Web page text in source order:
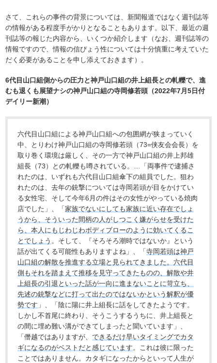
さて、これらの事件の背景については、新聞報道ではなく週刊誌等
の情報がある程度手がかりとなることもあります。以下、最近の週
刊誌等の報じた内容から、いくつか紹介します（なお、週刊誌等の
情報ですので、情報の信ぴょう性については十分慎重に考えていた
だく必要があることを申し添えておきます）。
6代目山口組側からの圧力と神戸山口組の井上組長との軋轢で、進
むも退くも展望ナシの神戸山口組の寺岡修若頭（2022年7月5日付
デイリー新潮）
六代目山口組による神戸山口組への包囲網が狭まっていく
中、とりわけ神戸山口組の寺岡修若頭（73=侠友会会長）を
取り巻く環境は厳しく、その一方で神戸山口組の井上邦雄
組長（73）との軋轢も噂されている。…「両事件で逮捕さ
れたのは、いずれも六代目山口組傘下の組員でした。狙わ
れたのは、去年の銃撃については寺岡若頭が目をかけてい
る女性宅、そして今年6月の件はその女性がやっている焼肉
店でした」、「家族でないにしても家族に近い存在でしょ
うから、そういった間柄の人がしつこく嫌がらせを受けた
ら、本人にもじわじわボディブローのように効いてくるこ
とでしょう 。そして、『そろそろ潮時ではないか』という
話が出てくる可能性もありますよね」、「寺岡若頭は神戸
山口組の解散を推進する立場と見られてきました。六代目
側もそれを踏まえて推移を見守ってきたものの、解散や井
上組長の引退といった話が一向に進まないことに苛立ち、
先述の銃撃などに打って出たのではないかという解釈が優
勢です 」、「陰に陽に井上組長に話をしてきたようです。
しかし不首尾に終わり、そうこうするうちに、井上組長と
の間に埋め難い溝ができてしまったと聞いています」、
「僭越ではありますが、 できるだけ早いタイミングでカタ
ギになるのがベストだと感じています。これは彼に限った
ことではありません。カタギになったからといって人生が